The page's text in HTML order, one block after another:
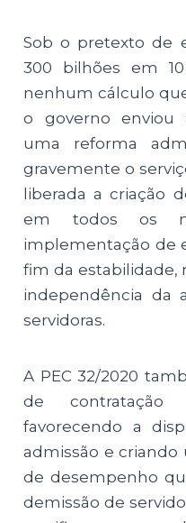
Sob o pretexto de
300 bilhões em
nenhum cálculo
o governo enviou
uma reforma
gravemente o
liberada a criação
em todos os
implementação de
fim da estabilidade,
independência da
servidoras.
A PEC 32/2020
de contratação
favorecendo a
admissão e criando
de desempenho
demissão de